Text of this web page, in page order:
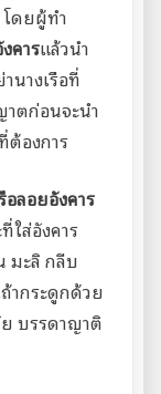
ดยผู้ทำ
คารแล้วนำ
นางเรือที่
าตก่อนจะนำ
ต้องการ
อลอยอังคาร
ใส่อังคาร
มะลิ กลีบ
ากระดูกด้วย
บรรดาญาติ